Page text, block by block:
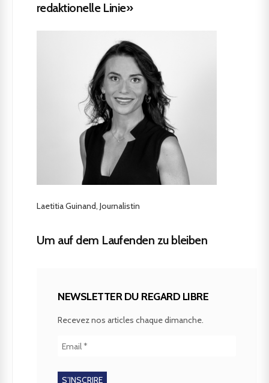
redaktionelle Linie»
Laetitia Guinand, Journalistin
Um auf dem Laufenden zu bleiben
NEWSLETTER DU REGARD LIBRE
Recevez nos articles chaque dimanche.